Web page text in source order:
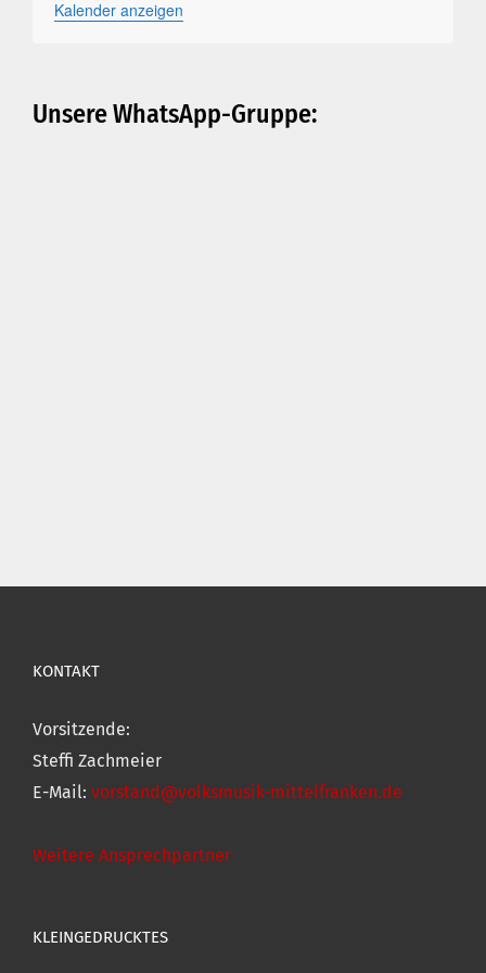
Kalender anzeigen
Unsere WhatsApp-Gruppe:
KONTAKT
Vorsitzende:
Steffi Zachmeier
E-Mail: vorstand@volksmusik-mittelfranken.de
Weitere Ansprechpartner
KLEINGEDRUCKTES